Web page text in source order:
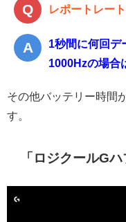
レポートレー
1秒間に何回デ
1000Hzの場合
その他バッテリー時間
す。
「ロジクールG